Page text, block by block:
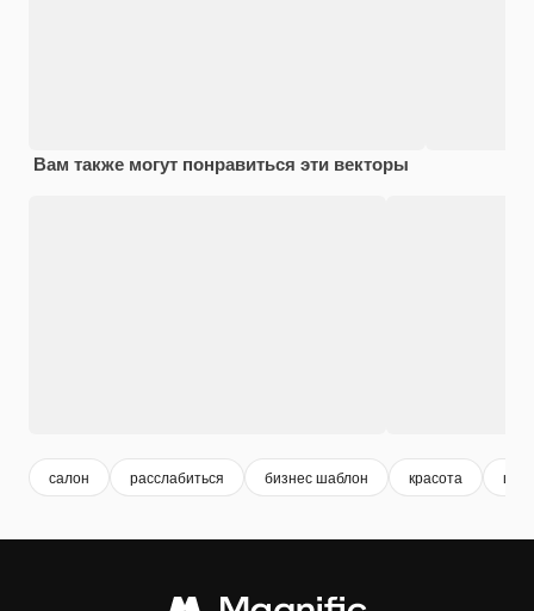
Вам также могут понравиться эти векторы
салон расслабиться бизнес шаблон красота